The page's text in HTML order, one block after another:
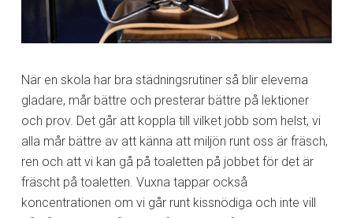
När en skola har bra städningsrutiner så blir eleverna
gladare, mår bättre och presterar bättre på lektioner
och prov. Det går att koppla till vilket jobb som helst, vi
alla mår bättre av att känna att miljön runt oss är fräsch,
ren och att vi kan gå på toaletten på jobbet för det är
fräscht på toaletten. Vuxna tappar också
koncentrationen om vi går runt kissnödiga och inte vill